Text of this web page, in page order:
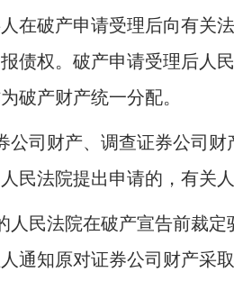
在破产申请受理后向有关
债权。破产申请受理后人
破产财产统一分配。
公司财产、调查证券公司
民法院提出申请的，有关
人民法院在破产宣告前裁
通知原对证券公司财产采